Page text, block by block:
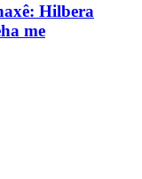
Hilbera
me